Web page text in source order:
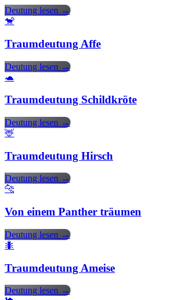
Deutung lesen →
🐒
Traumdeutung Affe
Deutung lesen →
🐢
Traumdeutung Schildkröte
Deutung lesen →
🦌
Traumdeutung Hirsch
Deutung lesen →
🐆
Von einem Panther träumen
Deutung lesen →
🐜
Traumdeutung Ameise
Deutung lesen →